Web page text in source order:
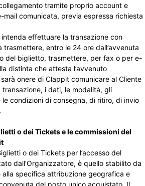
tramite proprio account e
mail comunicata, previa espressa richiesta
effettuare la transazione con
entro le 24 ore dall’avvenuta
del biglietto, trasmettere, per fax o per e-
distinta che attesta l’avvenuto
onere di Clappit comunicare al Cliente
i dati, le modalità, gli
condizioni di consegna, di ritiro, di invio
o dei Tickets e le commissioni del
o dei Tickets per l’accesso del
dall’Organizzatore, è quello stabilito da
alla specifica attribuzione geografica e
del posto unico acquistato. Il